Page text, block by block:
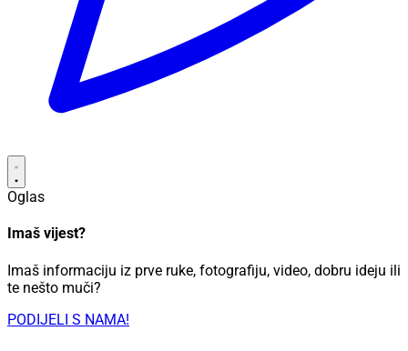
Oglas
Imaš vijest?
Imaš informaciju iz prve ruke, fotografiju, video, dobru ideju ili
te nešto muči?
PODIJELI S NAMA!